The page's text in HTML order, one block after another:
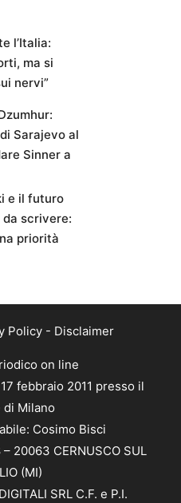
l’Italia:
ma si
nervi”
Sarajevo al
Sinner a
e il futuro
scrivere:
priorità
Policy- Disclaimer
on line
febbraio 2011 presso il
Milano
Cosimo Bisci
20063 CERNUSCO SUL
(MI)
SRL C.F. e P.I.